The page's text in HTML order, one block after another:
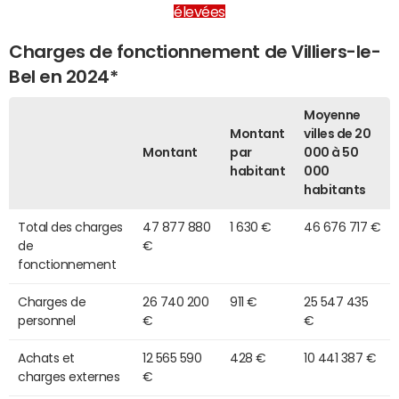
élevées
Charges de fonctionnement de Villiers-le-
Bel en 2024*
Montant
Montant
par
habitant
Moyenne
villes de 20
000 à 50
000
habitants
Total des charges
de
fonctionnement
47 877 880
€
1 630 € 46 676 717 €
Charges de
personnel
26 740 200
€
911 €
25 547 435
€
Achats et
charges externes
12 565 590
€
428 € 10 441 387 €